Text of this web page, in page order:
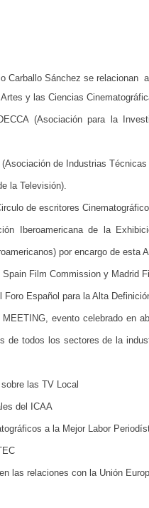
Carballo Sánchez se relacionan
y las Ciencias
(Asociación para la
de Industrias
la Televisión).
de escritores
Iberoamericana de la
por encargo de esta
Film Commission y Madrid
Español para la Alta
evento celebrado en
de todos los sectores de la
las TV Local
del ICAA
a la Mejor Labor
las relaciones con la Unión